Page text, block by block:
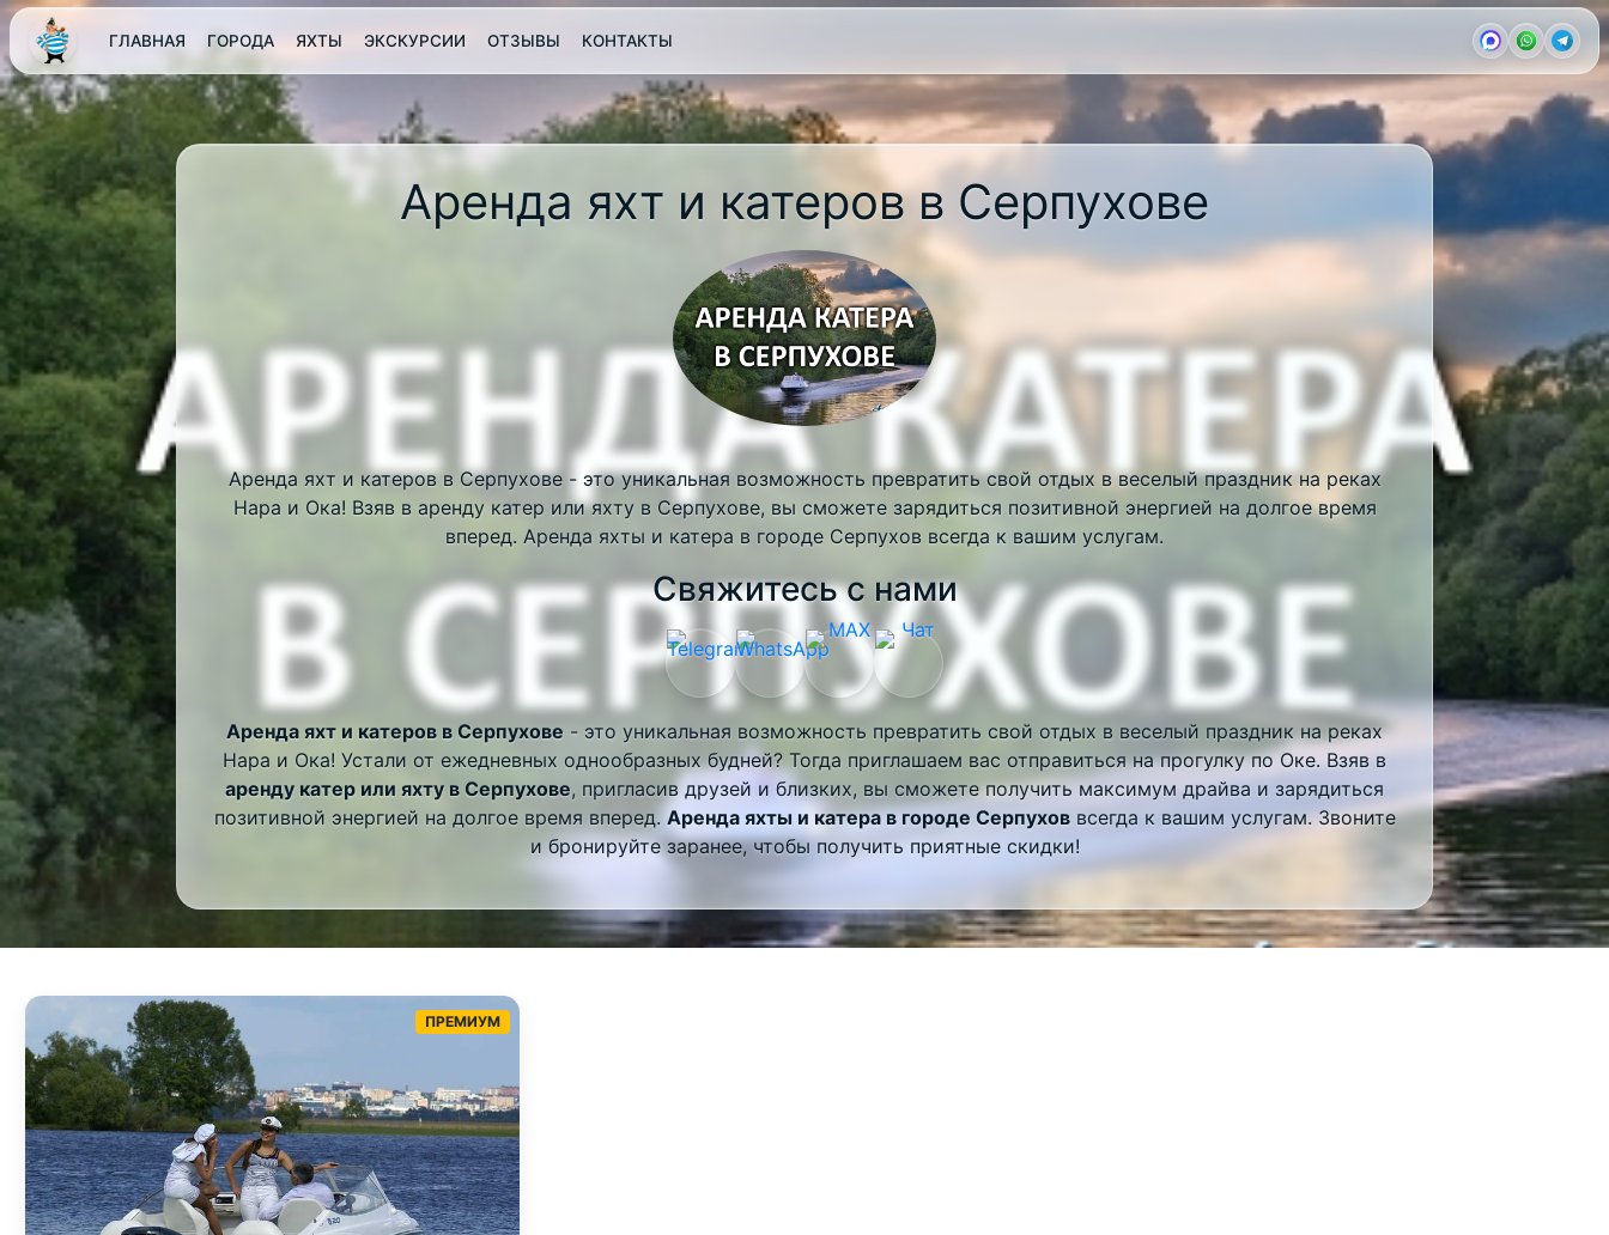
ГЛАВНАЯ ГОРОДА ЯХТЫ ЭКСКУРСИИ ОТЗЫВЫ КОНТАКТЫ
Аренда яхт и катеров в Серпухове
Аренда яхт и катеров в Серпухове - это уникальная возможность превратить свой отдых в веселый праздник на реках
Нара и Ока! Взяв в аренду катер или яхту в Серпухове, вы сможете зарядиться позитивной энергией на долгое время
вперед. Аренда яхты и катера в городе Серпухов всегда к вашим услугам.
Свяжитесь с нами
Аренда яхт и катеров в Серпухове - это уникальная возможность превратить свой отдых в веселый праздник на реках
Нара и Ока! Устали от ежедневных однообразных будней? Тогда приглашаем вас отправиться на прогулку по Оке. Взяв в
аренду катер или яхту в Серпухове, пригласив друзей и близких, вы сможете получить максимум драйва и зарядиться
позитивной энергией на долгое время вперед. Аренда яхты и катера в городе Серпуховвсегда к вашим услугам. Звоните
и бронируйте заранее, чтобы получить приятные скидки!
ПРЕМИУМ